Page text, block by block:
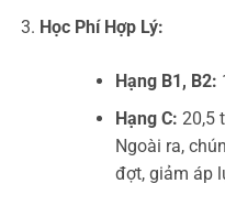
Học Phí Hợp Lý:
Hạng B1, B2:
Hạng C: 20,5
Ngoài ra,
đợt, giảm áp